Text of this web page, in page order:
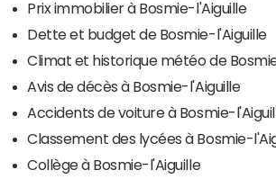
Prix immobilier à Bosmie-l'Aiguille
Dette et budget de Bosmie-l'Aiguille
Climat et historique météo de
Avis de décès à Bosmie-l'Aiguille
Accidents de voiture à Bosmie-
Classement des lycées à Bosmie-
Collège à Bosmie-l'Aiguille